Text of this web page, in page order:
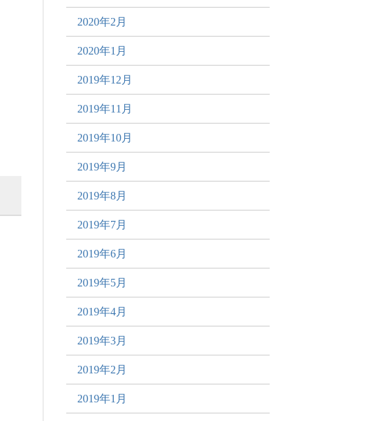
2020年2月
2020年1月
2019年12月
2019年11月
2019年10月
2019年9月
2019年8月
2019年7月
2019年6月
2019年5月
2019年4月
2019年3月
2019年2月
2019年1月